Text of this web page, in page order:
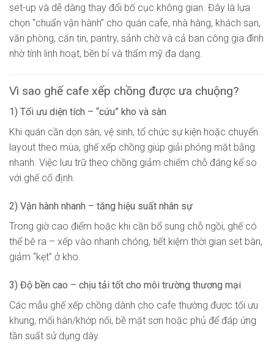
set-up và dễ dàng thay đổi bố cục không gian. Đây là lựa
chọn “chuẩn vận hành” cho quán cafe, nhà hàng, khách sạn,
văn phòng, căn tin, pantry, sảnh chờ và cả ban công gia đình
nhờ tính linh hoạt, bền bỉ và thẩm mỹ đa dạng.
Vì sao ghế cafe xếp chồng được ưa chuộng?
1) Tối ưu diện tích – “cứu” kho và sàn
Khi quán cần dọn sàn, vệ sinh, tổ chức sự kiện hoặc chuyển
layout theo mùa, ghế xếp chồng giúp giải phóng mặt bằng
nhanh. Việc lưu trữ theo chồng giảm chiếm chỗ đáng kể so
với ghế cố định.
2) Vận hành nhanh – tăng hiệu suất nhân sự
Trong giờ cao điểm hoặc khi cần bổ sung chỗ ngồi, ghế có
thể bê ra – xếp vào nhanh chóng, tiết kiệm thời gian set bàn,
giảm “kẹt” ở kho.
3) Độ bền cao – chịu tải tốt cho môi trường thương mại
Các mẫu ghế xếp chồng dành cho cafe thường được tối ưu
khung, mối hàn/khớp nối, bề mặt sơn hoặc phủ để đáp ứng
tần suất sử dụng dày.